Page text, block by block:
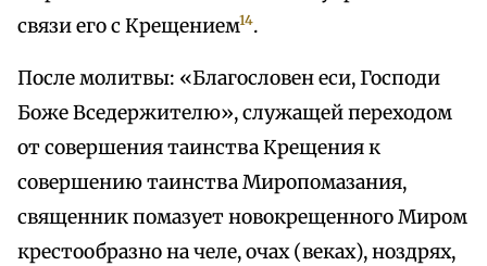
связи его с Крещением14.
После молитвы: «Благословен еси, Господи
Боже Вседержителю», служащей переходом
от совершения таинства Крещения к
совершению таинства Миропомазания,
священник помазует новокрещенного Миром
крестообразно на челе, очах (веках), ноздрях,